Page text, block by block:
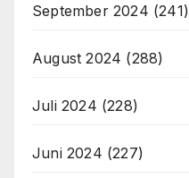
September 2024 (241)
August 2024 (288)
Juli 2024 (228)
Juni 2024 (227)